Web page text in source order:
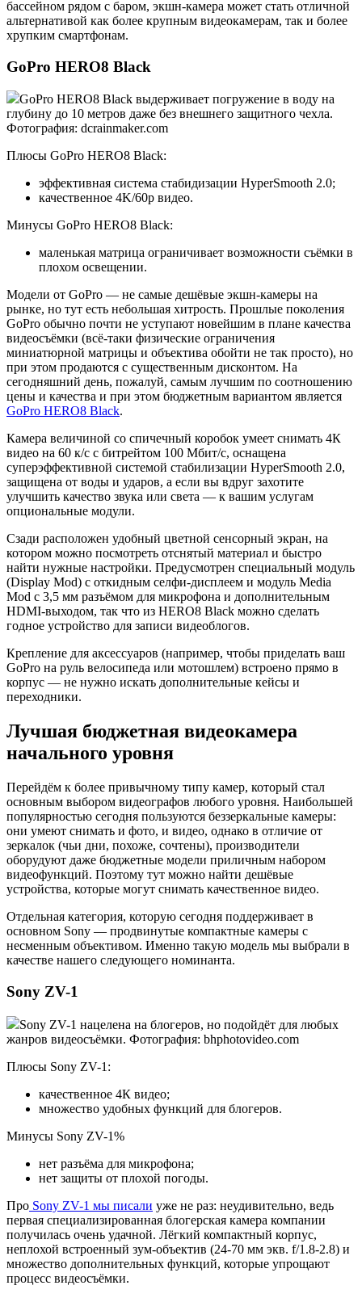
бассейном рядом с баром, экшн-камера может стать отличной
альтернативой как более крупным видеокамерам, так и более
хрупким смартфонам.
GoPro HERO8 Black
GoPro HERO8 Black выдерживает погружение в воду на
глубину до 10 метров даже без внешнего защитного чехла.
Фотография: dcrainmaker.com
Плюсы GoPro HERO8 Black:
эффективная система стабидизации HyperSmooth 2.0;
качественное 4K/60p видео.
Минусы GoPro HERO8 Black:
маленькая матрица ограничивает возможности съёмки в
плохом освещении.
Модели от GoPro — не самые дешёвые экшн-камеры на
рынке, но тут есть небольшая хитрость. Прошлые поколения
GoPro обычно почти не уступают новейшим в плане качества
видеосъёмки (всё-таки физические ограничения
миниатюрной матрицы и объектива обойти не так просто), но
при этом продаются с существенным дисконтом. На
сегодняшний день, пожалуй, самым лучшим по соотношению
цены и качества и при этом бюджетным вариантом является
GoPro HERO8 Black.
Камера величиной со спичечный коробок умеет снимать 4К
видео на 60 к/с с битрейтом 100 Мбит/с, оснащена
суперэффективной системой стабилизации HyperSmooth 2.0,
защищена от воды и ударов, а если вы вдруг захотите
улучшить качество звука или света — к вашим услугам
опциональные модули.
Сзади расположен удобный цветной сенсорный экран, на
котором можно посмотреть отснятый материал и быстро
найти нужные настройки. Предусмотрен специальный модуль
(Display Mod) с откидным селфи-дисплеем и модуль Media
Mod с 3,5 мм разъёмом для микрофона и дополнительным
HDMI-выходом, так что из HERO8 Black можно сделать
годное устройство для записи видеоблогов.
Крепление для аксессуаров (например, чтобы приделать ваш
GoPro на руль велосипеда или мотошлем) встроено прямо в
корпус — не нужно искать дополнительные кейсы и
переходники.
Лучшая бюджетная видеокамера
начального уровня
Перейдём к более привычному типу камер, который стал
основным выбором видеографов любого уровня. Наибольшей
популярностью сегодня пользуются беззеркальные камеры:
они умеют снимать и фото, и видео, однако в отличие от
зеркалок (чьи дни, похоже, сочтены), производители
оборудуют даже бюджетные модели приличным набором
видеофункций. Поэтому тут можно найти дешёвые
устройства, которые могут снимать качественное видео.
Отдельная категория, которую сегодня поддерживает в
основном Sony — продвинутые компактные камеры с
несменным объективом. Именно такую модель мы выбрали в
качестве нашего следующего номинанта.
Sony ZV-1
Sony ZV-1 нацелена на блогеров, но подойдёт для любых
жанров видеосъёмки. Фотография: bhphotovideo.com
Плюсы Sony ZV-1:
качественное 4К видео;
множество удобных функций для блогеров.
Минусы Sony ZV-1%
нет разъёма для микрофона;
нет защиты от плохой погоды.
Про Sony ZV-1 мы писали уже не раз: неудивительно, ведь
первая специализированная блогерская камера компании
получилась очень удачной. Лёгкий компактный корпус,
неплохой встроенный зум-объектив (24-70 мм экв. f/1.8-2.8) и
множество дополнительных функций, которые упрощают
процесс видеосъёмки.